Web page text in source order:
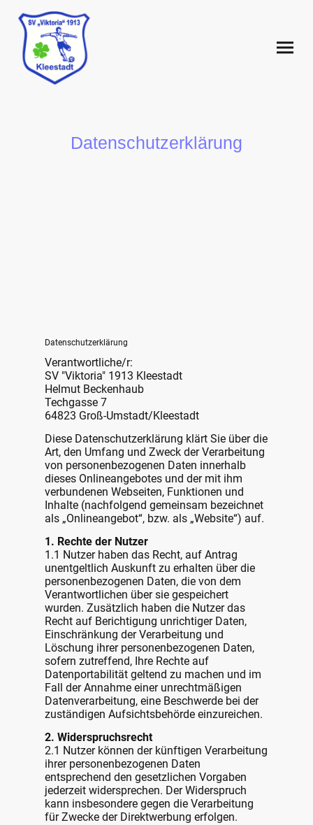
Datenschutzerklärung
Datenschutz­erklärung
Verantwortliche/r:
SV "Viktoria" 1913 Kleestadt
Helmut Beckenhaub
Techgasse 7
64823 Groß-Umstadt/Kleestadt
Diese Datenschutzerklärung klärt Sie über die
Art, den Umfang und Zweck der Verarbeitung
von personenbezogenen Daten innerhalb
dieses Onlineangebotes und der mit ihm
verbundenen Webseiten, Funktionen und
Inhalte (nachfolgend gemeinsam bezeichnet
als „Onlineangebot“, bzw. als „Website“) auf.
1. Rechte der Nutzer
1.1 Nutzer haben das Recht, auf Antrag
unentgeltlich Auskunft zu erhalten über die
personenbezogenen Daten, die von dem
Verantwortlichen über sie gespeichert
wurden. Zusätzlich haben die Nutzer das
Recht auf Berichtigung unrichtiger Daten,
Einschränkung der Verarbeitung und
Löschung ihrer personenbezogenen Daten,
sofern zutreffend, Ihre Rechte auf
Datenportabilität geltend zu machen und im
Fall der Annahme einer unrechtmäßigen
Datenverarbeitung, eine Beschwerde bei der
zuständigen Aufsichtsbehörde einzureichen.
2. Widerspruchsrecht
2.1 Nutzer können der künftigen Verarbeitung
ihrer personenbezogenen Daten
entsprechend den gesetzlichen Vorgaben
jederzeit widersprechen. Der Widerspruch
kann insbesondere gegen die Verarbeitung
für Zwecke der Direktwerbung erfolgen.